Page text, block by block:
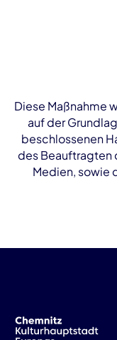
Diese Maßnahme
auf der
beschlossenen
des Beauftragten
Medien, sowie